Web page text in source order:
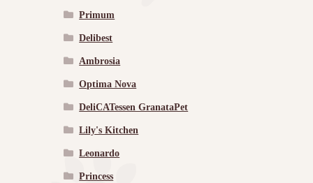
Primum
Delibest
Ambrosia
Optima Nova
DeliCATessen GranataPet
Lily's Kitchen
Leonardo
Princess